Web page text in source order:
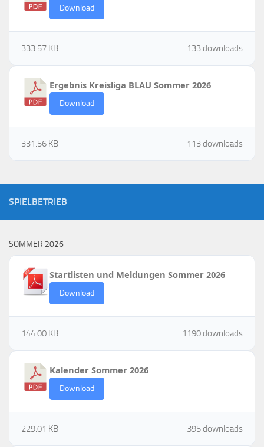
Download
133 downloads
333.57 KB
Ergebnis Kreisliga BLAU Sommer 2026
Download
113 downloads
331.56 KB
SPIELBETRIEB
SOMMER 2026
Startlisten und Meldungen Sommer 2026
Download
1190 downloads
144.00 KB
Kalender Sommer 2026
Download
395 downloads
229.01 KB